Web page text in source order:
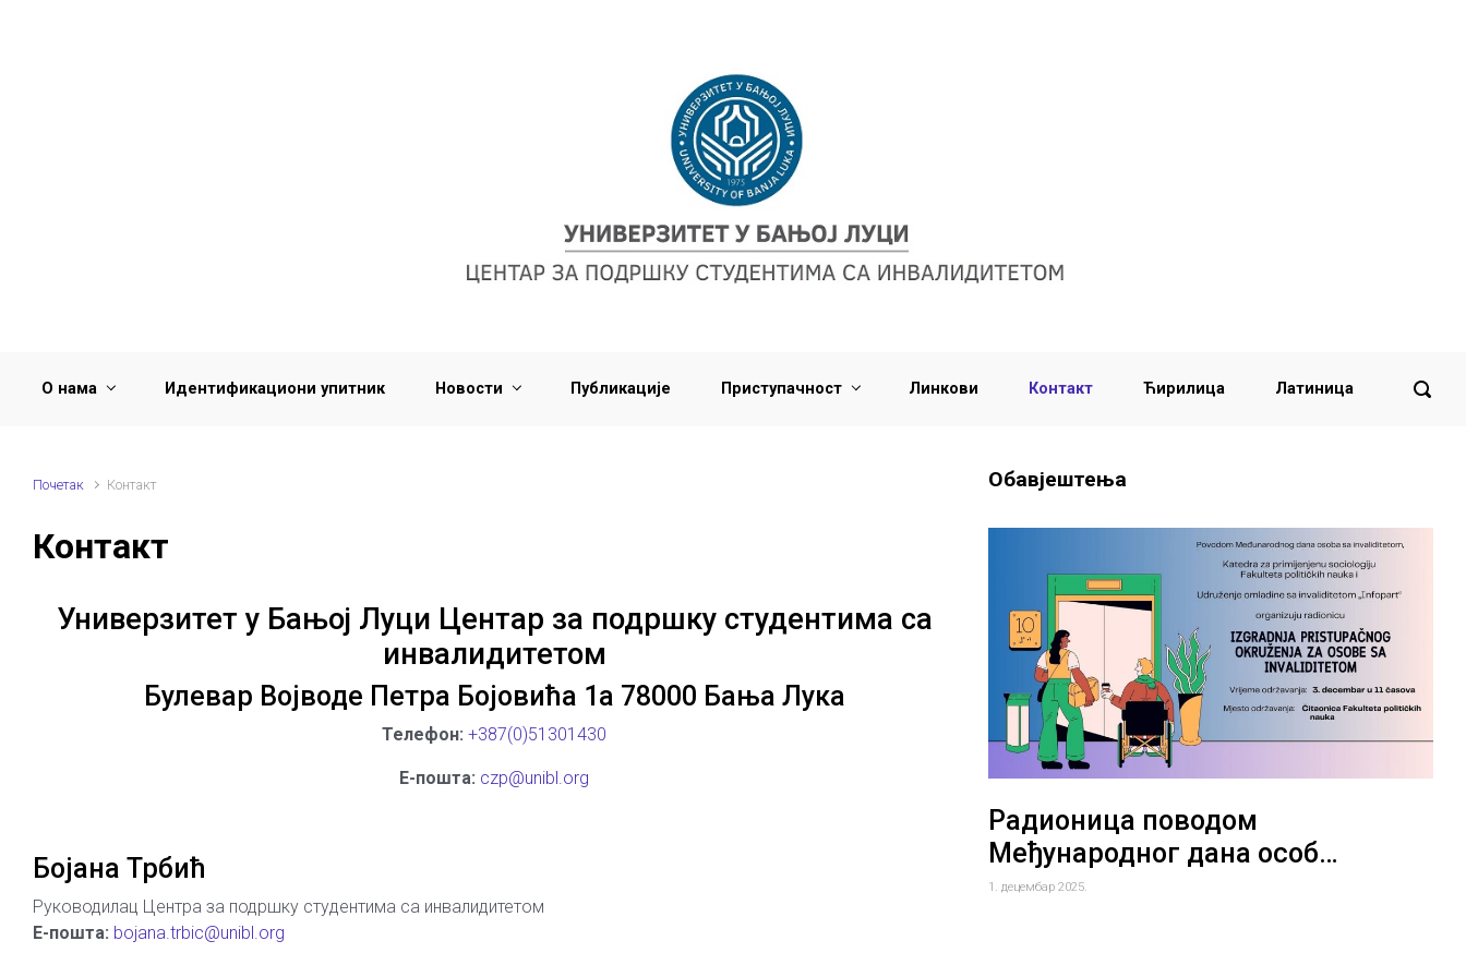
О нама Идентификациони упитник Новости Публикације Приступачност Линкови Контакт Ћирилица Латиница
Почетак Контакт
Контакт
Универзитет у Бањој Луци Центар за подршку студентима са
инвалидитетом
Булевар Војводе Петра Бојовића 1а 78000 Бања Лука
Телефон: +387(0)51301430
Е-пошта: czp@unibl.org
Бојана Трбић
Руководилац Центра за подршку студентима са инвалидитетом
Е-пошта: bojana.trbic@unibl.org
Обавјештења
Радионица поводом
Међународног дана особ…
1. децембар 2025.